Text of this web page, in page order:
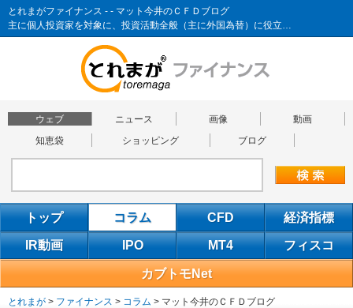
とれまがファイナンス - - マット今井のＣＦＤブログ
主に個人投資家を対象に、投資活動全般（主に外国為替）に役立…
ウェブ ニュース 画像
動画
知恵袋
ショッピング ブログ
トップ コラム CFD 経済指標
IR動画 IPO MT4 フィスコ
カブトモNet
とれまが > ファイナンス > コラム > マット今井のＣＦＤブログ